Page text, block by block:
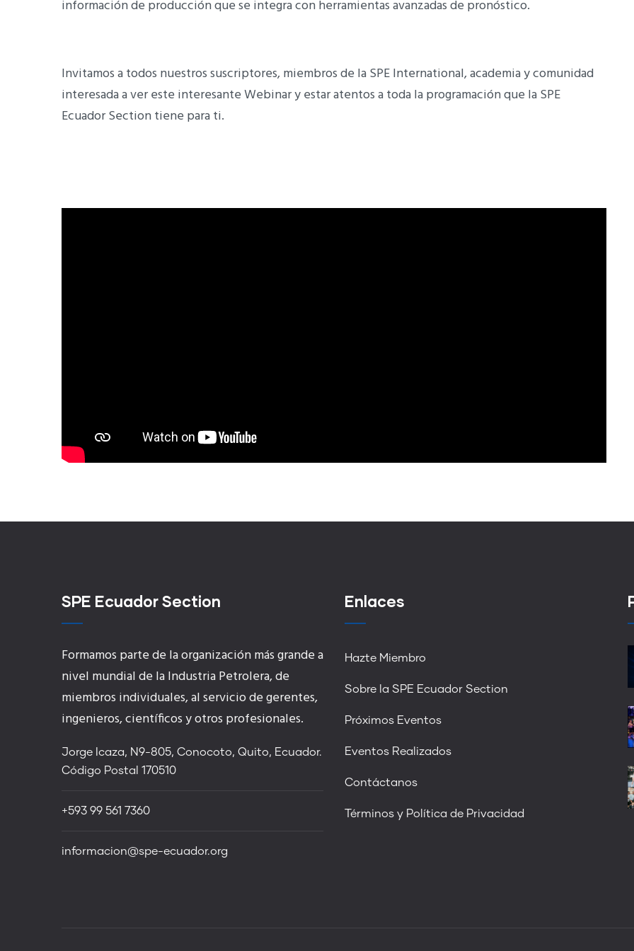
información de producción que se integra con herramientas avanzadas de pronóstico.
Invitamos a todos nuestros suscriptores, miembros de la SPE International, academia y comunidad
interesada a ver este interesante Webinar y estar atentos a toda la programación que la SPE
Ecuador Section tiene para ti.
SPE Ecuador Section
Formamos parte de la organización más grande a
nivel mundial de la Industria Petrolera, de
miembros individuales, al servicio de gerentes,
ingenieros, científicos y otros profesionales.
Jorge Icaza, N9-805, Conocoto, Quito, Ecuador.
Código Postal 170510
+593 99 561 7360
informacion@spe-ecuador.org
Enlaces
Hazte Miembro
Sobre la SPE Ecuador Section
Próximos Eventos
Eventos Realizados
Contáctanos
Términos y Política de Privacidad